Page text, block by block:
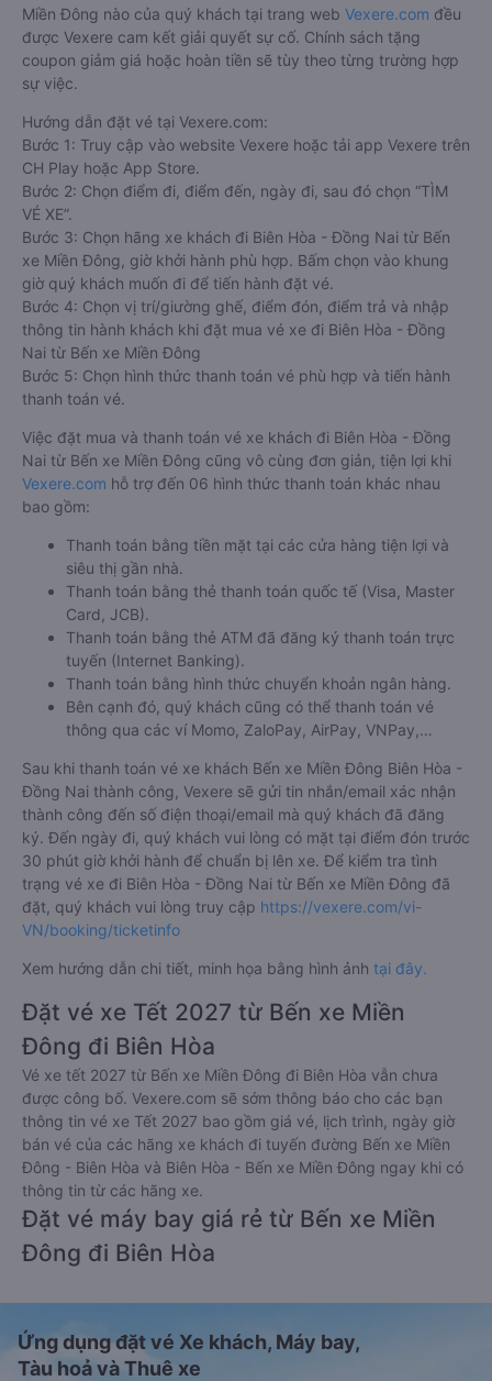
Miền Đông nào của quý khách tại trang web Vexere.com đều
được Vexere cam kết giải quyết sự cố. Chính sách tặng
coupon giảm giá hoặc hoàn tiền sẽ tùy theo từng trường hợp
sự việc.
Hướng dẫn đặt vé tại Vexere.com:
Bước 1: Truy cập vào website Vexere hoặc tải app Vexere trên
CH Play hoặc App Store.
Bước 2: Chọn điểm đi, điểm đến, ngày đi, sau đó chọn “TÌM
VÉ XE”.
Bước 3: Chọn hãng xe khách đi Biên Hòa - Đồng Nai từ Bến
xe Miền Đông, giờ khởi hành phù hợp. Bấm chọn vào khung
giờ quý khách muốn đi để tiến hành đặt vé.
Bước 4: Chọn vị trí/giường ghế, điểm đón, điểm trả và nhập
thông tin hành khách khi đặt mua vé xe đi Biên Hòa - Đồng
Nai từ Bến xe Miền Đông
Bước 5: Chọn hình thức thanh toán vé phù hợp và tiến hành
thanh toán vé.
Việc đặt mua và thanh toán vé xe khách đi Biên Hòa - Đồng
Nai từ Bến xe Miền Đông cũng vô cùng đơn giản, tiện lợi khi
Vexere.com hỗ trợ đến 06 hình thức thanh toán khác nhau
bao gồm:
Thanh toán bằng tiền mặt tại các cửa hàng tiện lợi và
siêu thị gần nhà.
Thanh toán bằng thẻ thanh toán quốc tế (Visa, Master
Card, JCB).
Thanh toán bằng thẻ ATM đã đăng ký thanh toán trực
tuyến (Internet Banking).
Thanh toán bằng hình thức chuyển khoản ngân hàng.
Bên cạnh đó, quý khách cũng có thể thanh toán vé
thông qua các ví Momo, ZaloPay, AirPay, VNPay,…
Sau khi thanh toán vé xe khách Bến xe Miền Đông Biên Hòa -
Đồng Nai thành công, Vexere sẽ gửi tin nhắn/email xác nhận
thành công đến số điện thoại/email mà quý khách đã đăng
ký. Đến ngày đi, quý khách vui lòng có mặt tại điểm đón trước
30 phút giờ khởi hành để chuẩn bị lên xe. Để kiểm tra tình
trạng vé xe đi Biên Hòa - Đồng Nai từ Bến xe Miền Đông đã
đặt, quý khách vui lòng truy cập https://vexere.com/vi-
VN/booking/ticketinfo
Xem hướng dẫn chi tiết, minh họa bằng hình ảnh tại đây.
Đặt vé xe Tết 2027 từ Bến xe Miền
Đông đi Biên Hòa
Vé xe tết 2027 từ Bến xe Miền Đông đi Biên Hòa vẫn chưa
được công bố. Vexere.com sẽ sớm thông báo cho các bạn
thông tin vé xe Tết 2027 bao gồm giá vé, lịch trình, ngày giờ
bán vé của các hãng xe khách đi tuyến đường Bến xe Miền
Đông - Biên Hòa và Biên Hòa - Bến xe Miền Đông ngay khi có
thông tin từ các hãng xe.
Đặt vé máy bay giá rẻ từ Bến xe Miền
Đông đi Biên Hòa
Ứng dụng đặt vé Xe khách, Máy bay,
Tàu hoả và Thuê xe